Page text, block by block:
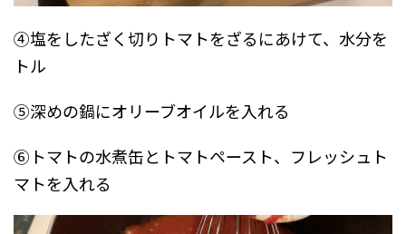
④塩をしたざく切りトマトをざるにあけて、水分を
トル
⑤深めの鍋にオリーブオイルを入れる
⑥トマトの水煮缶とトマトペースト、フレッシュト
マトを入れる